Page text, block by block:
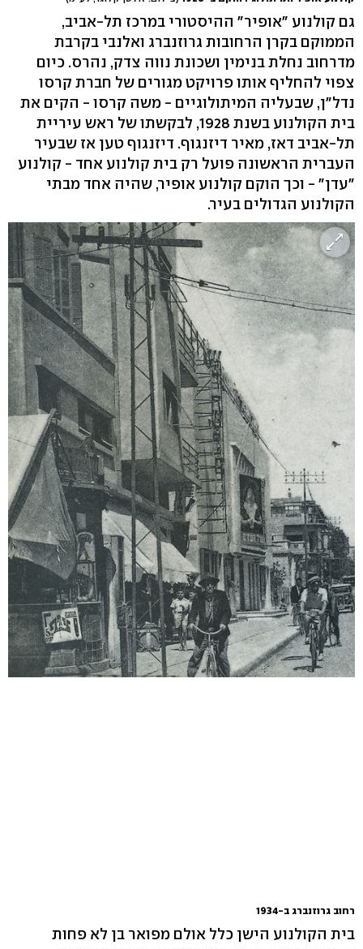
גם קולנוע "אופיר" ההיסטורי במרכז תל-אביב,
הממוקם בקרן הרחובות גרוזנברג ואלנבי בקרבת
מדרחוב נחלת בנימין ושכונת נווה צדק, נהרס. כיום
צפוי להחליף אותו פרויקט מגורים של חברת קרסו
נדל"ן, שבעליה המיתולוגיים - משה קרסו - הקים את
בית הקולנוע בשנת 1928, לבקשתו של ראש עיריית
תל-אביב דאז, מאיר דיזנגוף. דיזנגוף טען אז שבעיר
העברית הראשונה פועל רק בית קולנוע אחד - קולנוע
"עדן" - וכך הוקם קולנוע אופיר, שהיה אחד מבתי
הקולנוע הגדולים בעיר.
רחוב גרוזנברג ב-1934
בית הקולנוע הישן כלל אולם מפואר בן לא פחות